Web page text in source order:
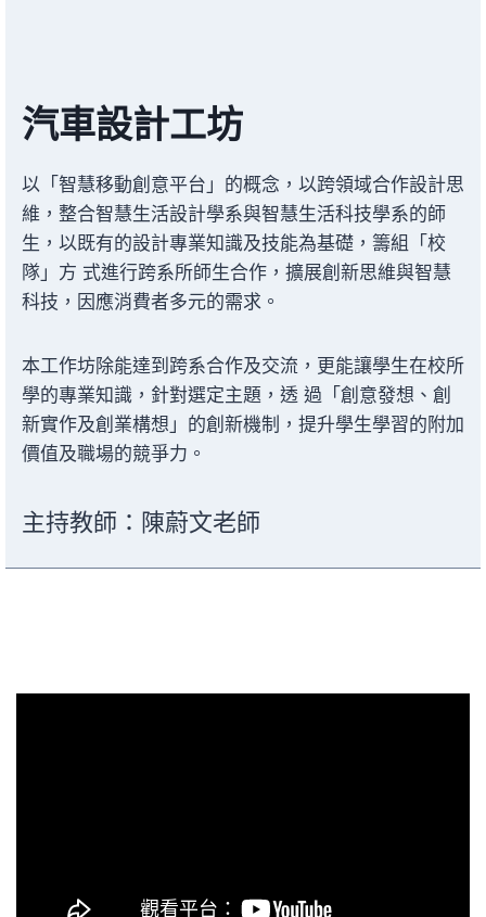
汽車設計工坊
以「智慧移動創意平台」的概念，以跨領域合作設計思
維，整合智慧生活設計學系與智慧生活科技學系的師
生，以既有的設計專業知識及技能為基礎，籌組「校
隊」方 式進行跨系所師生合作，擴展創新思維與智慧
科技，因應消費者多元的需求。
本工作坊除能達到跨系合作及交流，更能讓學生在校所
學的專業知識，針對選定主題，透 過「創意發想、創
新實作及創業構想」的創新機制，提升學生學習的附加
價值及職場的競爭力。
主持教師：陳蔚文老師